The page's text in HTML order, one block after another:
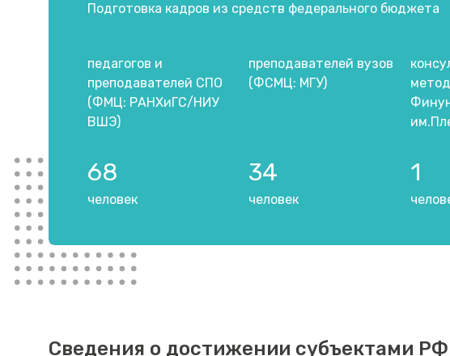
Подготовка кадров из средств федерального бюджета
педагогов и
преподавателей СПО
(ФМЦ: РАНХиГС/НИУ
ВШЭ)
68
человек
преподавателей вузов
(ФСМЦ: МГУ)
34
человек
1
Сведения о достижении субъектами